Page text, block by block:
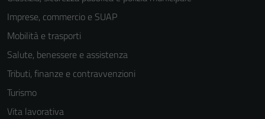
Imprese, commercio e SUAP
Mobilità e trasporti
Salute, benessere e assistenza
Tributi, finanze e contravvenzioni
Turismo
Vita lavorativa